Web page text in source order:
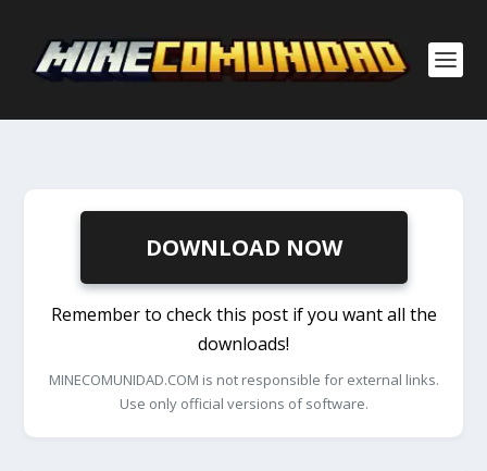
DOWNLOAD NOW
Remember to check this post if you want all the
downloads!
MINECOMUNIDAD.COM is not responsible for external links.
Use only official versions of software.